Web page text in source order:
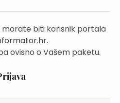
morate biti korisnik portala
ovisno o Vašem paketu.